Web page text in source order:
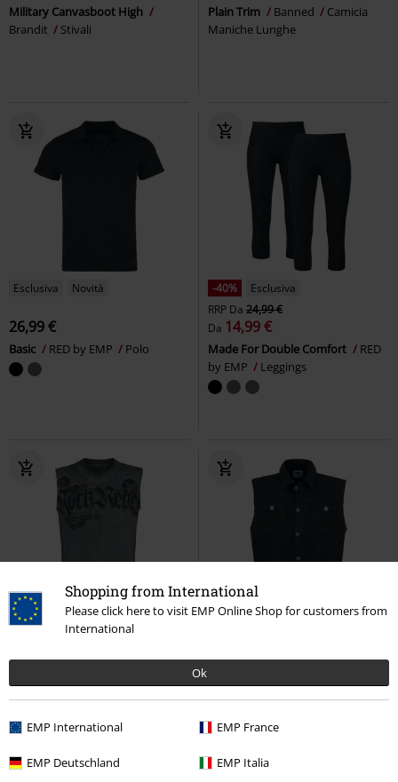
Shopping from International
Please click here to visit EMP Online Shop for customers from
International
Ok
EMP International EMP France
EMP Deutschland EMP Italia
Military Canvasboot High
Brandit
Stivali
Plain Trim Banned
Camicia
Maniche Lunghe
Esclusiva Novità
26,99 €
Basic RED by EMP Polo
-40%
Esclusiva
RRP Da 24,99 €
Da 14,99 €
Made For Double Comfort
RED
by EMP
Leggings
-33%
Quasi esaurito
Da 19,99 €
Grey Tank Top with Wash and
Print
Rock Rebel by EMP
Canotta
37,39 €
Life Of An Easy Rider
Black
Premium by EMP
Gilet